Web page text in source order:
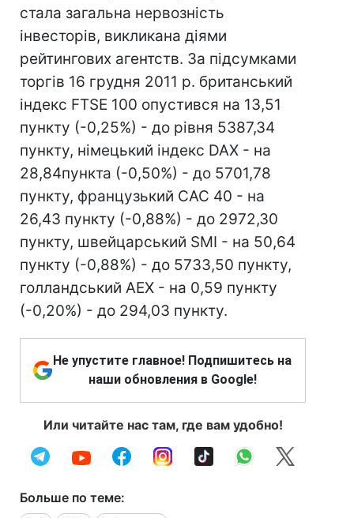
стала загальна нервозність
інвесторів, викликана діями
рейтингових агентств. За підсумками
торгів 16 грудня 2011 р. британський
індекс FTSE 100 опустився на 13,51
пункту (-0,25%) - до рівня 5387,34
пункту, німецький індекс DAX - на
28,84пункта (-0,50%) - до 5701,78
пункту, французький CAC 40 - на
26,43 пункту (-0,88%) - до 2972,30
пункту, швейцарський SMI - на 50,64
пункту (-0,88%) - до 5733,50 пункту,
голландський AEX - на 0,59 пункту
(-0,20%) - до 294,03 пункту.
Не упустите главное! Подпишитесь на
наши обновления в Google!
Или читайте нас там, где вам удобно!
Больше по теме: